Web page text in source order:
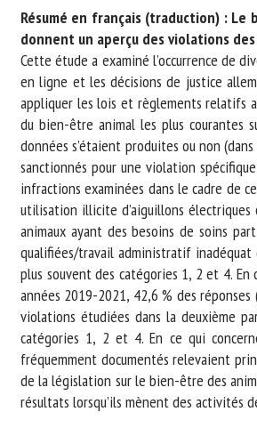
Résumé en français (traduction) :
donnent un aperçu des violations
Cette étude a examiné l’occurrence de
en ligne et les décisions de justice
appliquer les lois et règlements relatifs
du bien-être animal les plus courantes
données s’étaient produites ou non
sanctionnés pour une violation
infractions examinées dans le cadre de
utilisation illicite d’aiguillons électriques
animaux ayant des besoins de soins
qualifiées/travail administratif inadéquat
plus souvent des catégories 1, 2 et 4.
années 2019-2021, 42,6 % des
violations étudiées dans la deuxième
catégories 1, 2 et 4. En ce qui
fréquemment documentés relevaient
de la législation sur le bien-être des
résultats lorsqu’ils mènent des activités
*